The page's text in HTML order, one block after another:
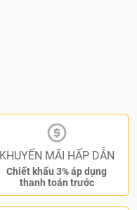
KHUYẾN MÃI HẤP DẪN
Chiết khấu 3% áp dụng
thanh toán trước